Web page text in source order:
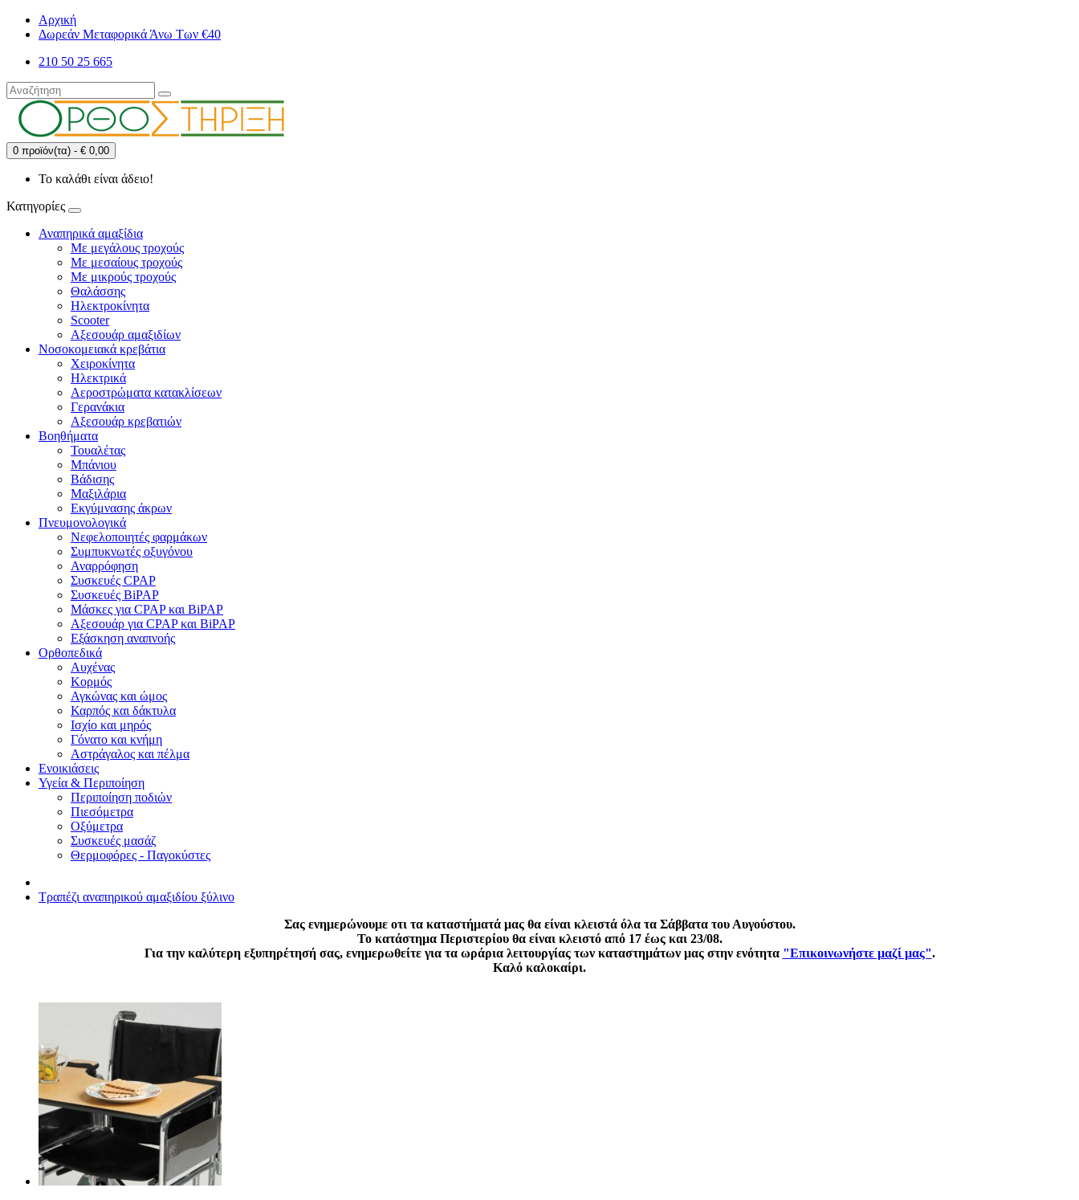
Αρχική
Δωρεάν Μεταφορικά Άνω Των €40
210 50 25 665
0 προϊόν(τα) - € 0,00
Το καλάθι είναι άδειο!
Κατηγορίες
Αναπηρικά αμαξίδια
Με μεγάλους τροχούς
Με μεσαίους τροχούς
Με μικρούς τροχούς
Θαλάσσης
Ηλεκτροκίνητα
Scooter
Αξεσουάρ αμαξιδίων
Νοσοκομειακά κρεβάτια
Χειροκίνητα
Ηλεκτρικά
Αεροστρώματα κατακλίσεων
Γερανάκια
Αξεσουάρ κρεβατιών
Βοηθήματα
Τουαλέτας
Μπάνιου
Βάδισης
Μαξιλάρια
Εκγύμνασης άκρων
Πνευμονολογικά
Νεφελοποιητές φαρμάκων
Συμπυκνωτές οξυγόνου
Αναρρόφηση
Συσκευές CPAP
Συσκευές BiPAP
Μάσκες για CPAP και BiPAP
Αξεσουάρ για CPAP και BiPAP
Εξάσκηση αναπνοής
Ορθοπεδικά
Αυχένας
Κορμός
Αγκώνας και ώμος
Καρπός και δάκτυλα
Ισχίο και μηρός
Γόνατο και κνήμη
Αστράγαλος και πέλμα
Ενοικιάσεις
Υγεία & Περιποίηση
Περιποίηση ποδιών
Πιεσόμετρα
Οξύμετρα
Συσκευές μασάζ
Θερμοφόρες - Παγοκύστες
Τραπέζι αναπηρικού αμαξιδίου ξύλινο
Σας ενημερώνουμε οτι τα καταστήματά μας θα είναι κλειστά όλα τα Σάββατα του Αυγούστου.
Το κατάστημα Περιστερίου θα είναι κλειστό από 17 έως και 23/08.
Για την καλύτερη εξυπηρέτησή σας, ενημερωθείτε για τα ωράρια λειτουργίας των καταστημάτων μας στην ενότητα "Επικοινωνήστε μαζί μας".
Καλό καλοκαίρι.